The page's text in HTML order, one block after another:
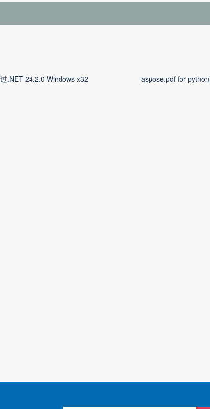
.NET 24.2.0 Windows x32 aspose.pdf for